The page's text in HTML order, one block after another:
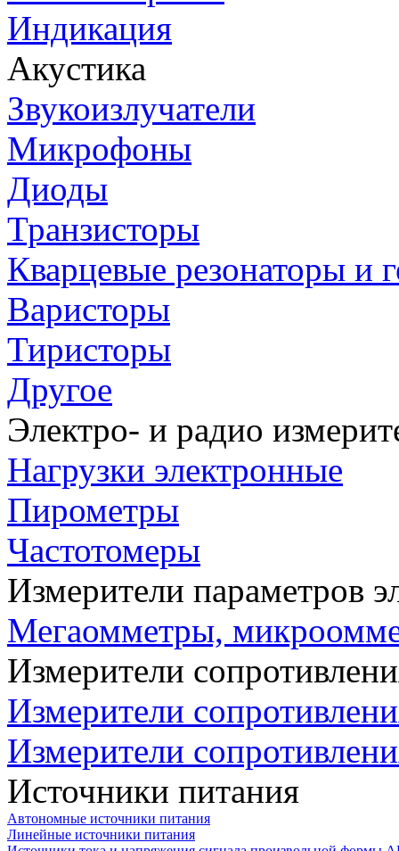
Индикация
Акустика
Звукоизлучатели
Микрофоны
Диоды
Транзисторы
Кварцевые резонаторы и
Варисторы
Тиристоры
Другое
Электро- и радио
Нагрузки электронные
Пирометры
Частотомеры
Измерители параметров
Мегаомметры,
Измерители
Измерители
Измерители
Источники питания
Автономные источники питания
Линейные источники питания